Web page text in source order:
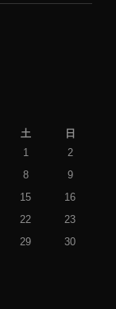
土
日
1
2
8
9
15
16
22
23
29
30